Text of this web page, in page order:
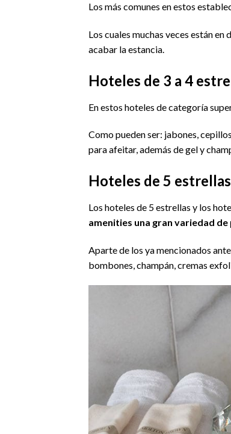
Los más comunes en estos
Los cuales muchas veces están
acabar la estancia.
Hoteles de 3 a 4
En estos hoteles de categoría
Como pueden ser: jabones,
para afeitar, además de gel y
Hoteles de 5 estrellas
Los hoteles de 5 estrellas y los
amenities una gran variedad
Aparte de los ya mencionados
bombones, champán, cremas